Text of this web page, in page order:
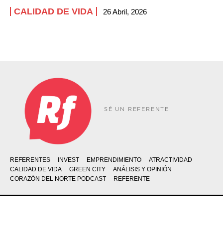
CALIDAD DE VIDA 26 Abril, 2026
SÉ UN REFERENTE
REFERENTES INVEST EMPRENDIMIENTO
ATRACTIVIDAD
CALIDAD DE VIDA
GREEN CITY
ANÁLISIS Y OPINIÓN
CORAZÓN DEL NORTE PODCAST
REFERENTE